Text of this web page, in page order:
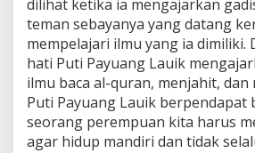
dilihat ketika ia mengajarkan
teman sebayanya yang datang
mempelajari ilmu yang ia dimiliki.
hati Puti Payuang Lauik
ilmu baca al-quran, menjahit, dan
Puti Payuang Lauik berpendapat
seorang perempuan kita harus
agar hidup mandiri dan tidak